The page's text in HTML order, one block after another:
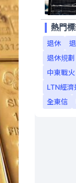
熱門
退休
退休規劃
中東戰火
LTN經濟
全東信